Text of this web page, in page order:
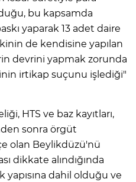
bu kapsamda
yaparak 13 adet daire
de kendisine yapılan
devrini yapmak zorunda
irtikap suçunu işlediği"
HTS ve baz kayıtları,
sonra örgüt
olan Beylikdüzü'nü
dikkate alındığında
yapısına dahil olduğu ve